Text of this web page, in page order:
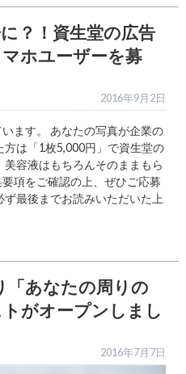
？！資生堂の広告
ホユーザーを募
2016年9月2日
ます。 あなたの写真が企業の
は「1枚5,000円」で資生堂の
容液はもちろんそのままもら
項をご確認の上、ぜひご応募
最後までお読みいただいた上
「あなたの周りの
がオープンしまし
2016年7月7日